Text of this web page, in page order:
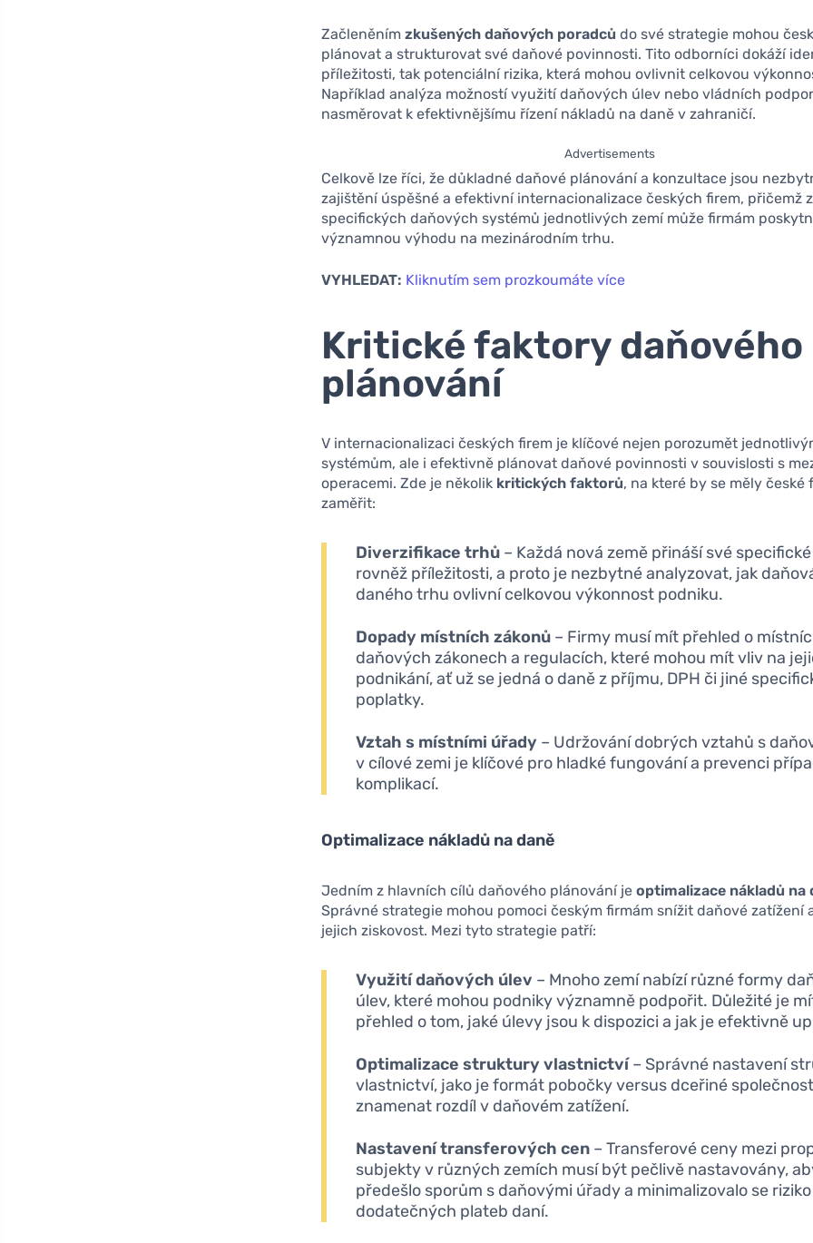
Začleněnímzkušených daňových poradců do své strategie mohou
plánovat a strukturovat své daňové povinnosti. Tito odborníci dokáží
příležitosti, tak potenciální rizika, která mohou ovlivnit celkovou
Například analýza možností využití daňových úlev nebo vládních
nasměrovat k efektivnějšímu řízení nákladů na daně v zahraničí.
Advertisements
Celkově lze říci, že důkladné daňové plánování a konzultace jsou
zajištění úspěšné a efektivní internacionalizace českých firem, přičemž
specifických daňových systémů jednotlivých zemí může firmám
významnou výhodu na mezinárodním trhu.
VYHLEDAT: Kliknutím sem prozkoumáte více
Kritické faktory daňového
plánování
V internacionalizaci českých firem je klíčové nejen porozumět
systémům, ale i efektivně plánovat daňové povinnosti v souvislosti s
operacemi. Zde je několik kritických faktorů, na které by se měly české
zaměřit:
Diverzifikace trhů – Každá nová země přináší své
rovněž příležitosti, a proto je nezbytné analyzovat, jak
daného trhu ovlivní celkovou výkonnost podniku.
Dopady místních zákonů – Firmy musí mít přehled o
daňových zákonech a regulacích, které mohou mít vliv na
podnikání, ať už se jedná o daně z příjmu, DPH či jiné
poplatky.
Vztah s místními úřady – Udržování dobrých vztahů s
v cílové zemi je klíčové pro hladké fungování a prevenci
komplikací.
Optimalizace nákladů na daně
Jedním z hlavních cílů daňového plánování jeoptimalizace nákladů na
Správné strategie mohou pomoci českým firmám snížit daňové zatížení
jejich ziskovost. Mezi tyto strategie patří:
Využití daňových úlev – Mnoho zemí nabízí různé formy
úlev, které mohou podniky významně podpořit. Důležité je
přehled o tom, jaké úlevy jsou k dispozici a jak je efektivně
Optimalizace struktury vlastnictví– Správné nastavení
vlastnictví, jako je formát pobočky versus dceřiné
znamenat rozdíl v daňovém zatížení.
Nastavení transferových cen – Transferové ceny mezi
subjekty v různých zemích musí být pečlivě nastavovány,
předešlo sporům s daňovými úřady a minimalizovalo se riziko
dodatečných plateb daní.